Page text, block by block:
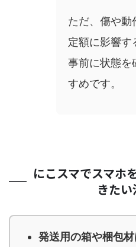
ただ、傷や動
定額に影響す
事前に状態を
すめです。
にこスマでスマホ
きた
発送用の箱や梱包